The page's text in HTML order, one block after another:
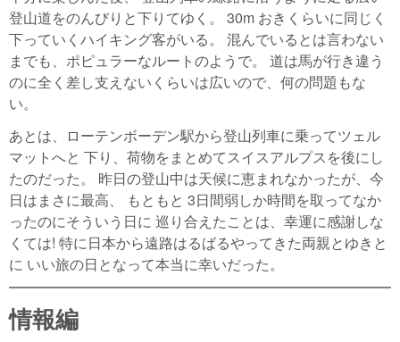
登山道をのんびりと下りてゆく。 30m おきくらいに同じく
下っていくハイキング客がいる。 混んでいるとは言わない
までも、ポピュラーなルートのようで。 道は馬が行き違う
のに全く差し支えないくらいは広いので、何の問題もな
い。
あとは、ローテンボーデン駅から登山列車に乗ってツェル
マットへと 下り、荷物をまとめてスイスアルプスを後にし
たのだった。 昨日の登山中は天候に恵まれなかったが、今
日はまさに最高、 もともと 3日間弱しか時間を取ってなか
ったのにそういう日に 巡り合えたことは、幸運に感謝しな
くては! 特に日本から遠路はるばるやってきた両親とゆきと
に いい旅の日となって本当に幸いだった。
情報編